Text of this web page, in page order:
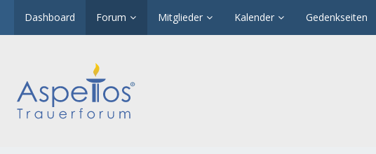
Dashboard Forum Mitglieder Kalender Gedenkseiten